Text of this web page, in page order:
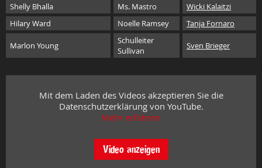
Shelly Bhalla
Ms. Mastro
Wicki Kalaitzi
Hilary Ward
Noelle Ramsey Tanja Fornaro
Marlon Young
Schulleiter
Sullivan
Sven Brieger
Mit dem Laden des Videos akzeptieren Sie die
Datenschutzerklärung von YouTube.
Mehr erfahren
Video anzeigen